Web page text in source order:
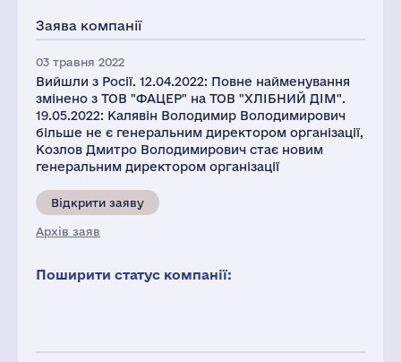
2862
Заява компанії
03 травня 2022
Вийшли з Росії. 12.04.2022: Повне найменування
змінено з ТОВ "ФАЦЕР" на ТОВ "ХЛІБНИЙ ДІМ".
19.05.2022: Калявін Володимир Володимирович
більше не є генеральним директором організації,
Козлов Дмитро Володимирович стає новим
генеральним директором організації
Відкрити заяву
Архів заяв
Поширити статус компанії: